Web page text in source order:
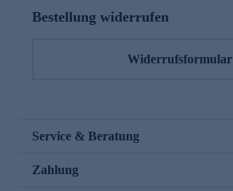
Bestellung widerrufen
Widerrufsformular
Service & Beratung
Zahlung